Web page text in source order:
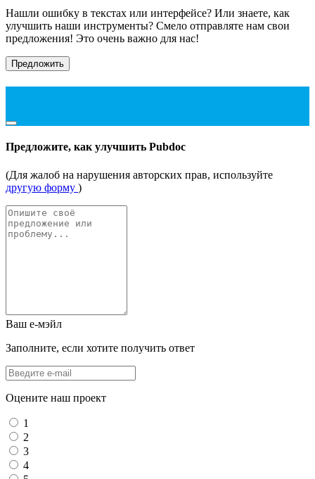
Нашли ошибку в текстах или интерфейсе? Или знаете, как
улучшить наши инструменты? Смело отправляте нам свои
предложения! Это очень важно для нас!
Предложить
Предложите, как улучшить Pubdoc
(Для жалоб на нарушения авторских прав, используйте
другую форму )
Ваш е-мэйл
Заполните, если хотите получить ответ
Оцените наш проект
1
2
3
4